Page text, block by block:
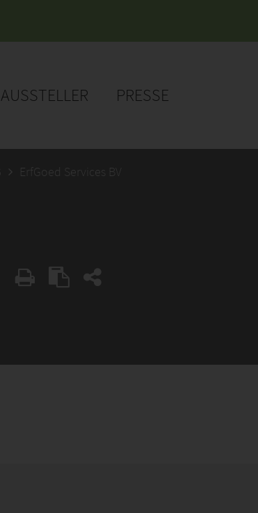
AUSSTELLER PRESSE
ErfGoed Services BV